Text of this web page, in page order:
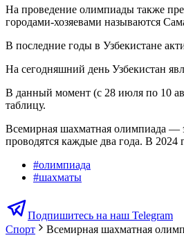
На проведение олимпиады также
городами-хозяевами называются
В последние годы в Узбекистане
На сегодняшний день Узбекистан
В данный момент (с 28 июля по 10
таблицу.
Всемирная шахматная олимпиада —
проводятся каждые два года. В 2024
#олимпиада
#шахматы
Подпишитесь на наш Telegram
Спорт
Всемирная шахматная